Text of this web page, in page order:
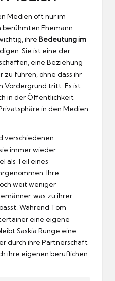
Medien oft nur im
Ehemann
ihre Bedeutung im
Sie ist eine der
eine Beziehung
zu führen, ohne dass ihr
Vordergrund tritt. Es ist
in der Öffentlichkeit
in den Medien
verschiedenen
immer wieder
als Teil eines
Ihre
weit weniger
was zu ihrer
Während Tom
eine eigene
Saskia Runge eine
durch ihre Partnerschaft
ihre eigenen beruflichen